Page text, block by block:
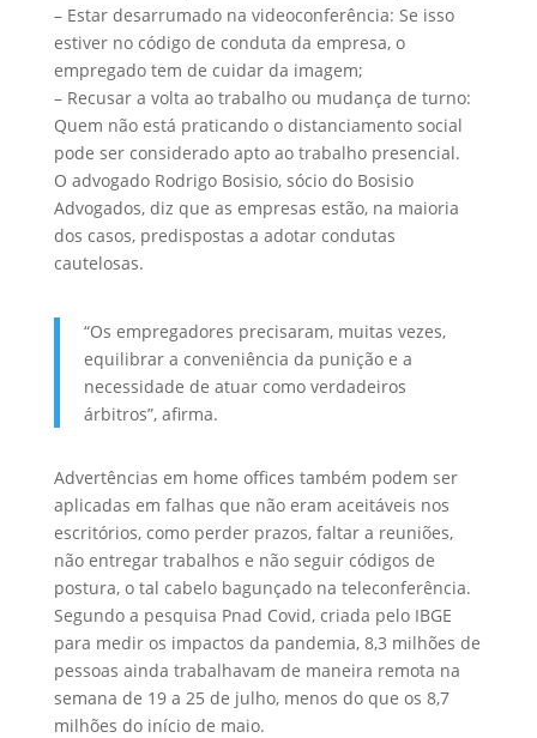
– Estar desarrumado na videoconferência: Se isso
estiver no código de conduta da empresa, o
empregado tem de cuidar da imagem;
– Recusar a volta ao trabalho ou mudança de turno:
Quem não está praticando o distanciamento social
pode ser considerado apto ao trabalho presencial.
O advogado Rodrigo Bosisio, sócio do Bosisio
Advogados, diz que as empresas estão, na maioria
dos casos, predispostas a adotar condutas
cautelosas.
“Os empregadores precisaram, muitas vezes,
equilibrar a conveniência da punição e a
necessidade de atuar como verdadeiros
árbitros”, afirma.
Advertências em home offices também podem ser
aplicadas em falhas que não eram aceitáveis nos
escritórios, como perder prazos, faltar a reuniões,
não entregar trabalhos e não seguir códigos de
postura, o tal cabelo bagunçado na teleconferência.
Segundo a pesquisa Pnad Covid, criada pelo IBGE
para medir os impactos da pandemia, 8,3 milhões de
pessoas ainda trabalhavam de maneira remota na
semana de 19 a 25 de julho, menos do que os 8,7
milhões do início de maio.